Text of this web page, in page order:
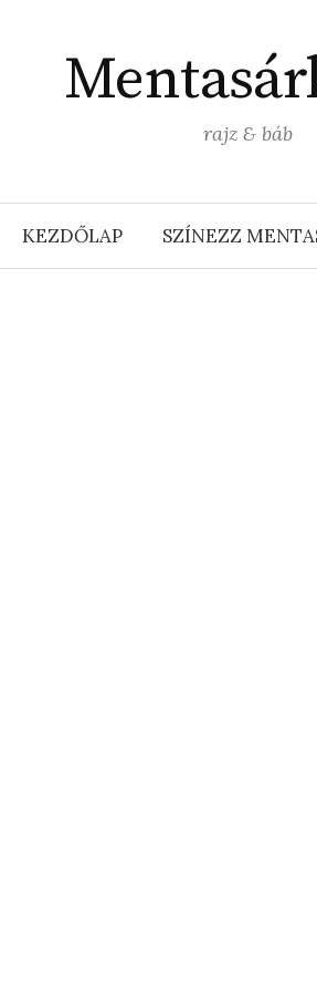
rajz & báb
KEZDŐLAP SZÍNEZZ